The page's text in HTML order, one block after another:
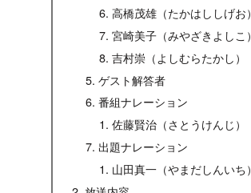
高橋茂雄（たかはししげお）
宮崎美子（みやざきよしこ）
吉村崇（よしむらたかし）
ゲスト解答者
番組ナレーション
佐藤賢治（さとうけんじ）
出題ナレーション
山田真一（やまだしんいち）